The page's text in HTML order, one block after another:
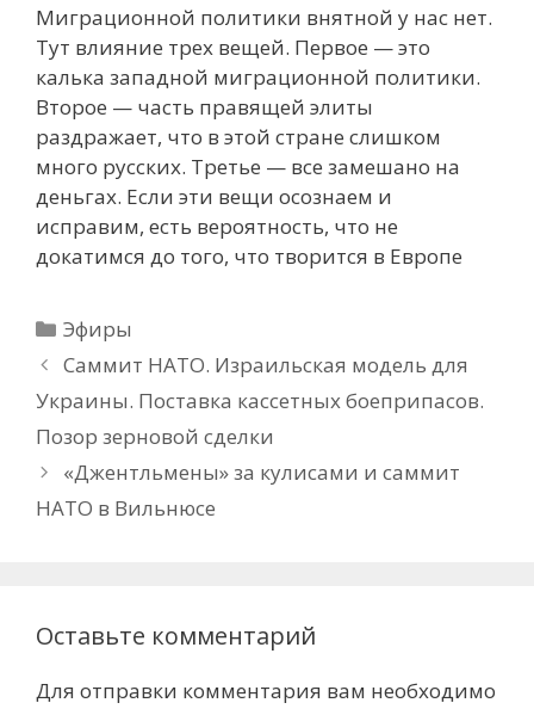
Миграционной политики внятной у нас нет.
Тут влияние трех вещей. Первое — это
калька западной миграционной политики.
Второе — часть правящей элиты
раздражает, что в этой стране слишком
много русских. Третье — все замешано на
деньгах. Если эти вещи осознаем и
исправим, есть вероятность, что не
докатимся до того, что творится в Европе
Рубрики
Эфиры
Саммит НАТО. Израильская модель для
Украины. Поставка кассетных боеприпасов.
Позор зерновой сделки
«Джентльмены» за кулисами и саммит
НАТО в Вильнюсе
Оставьте комментарий
Для отправки комментария вам необходимо